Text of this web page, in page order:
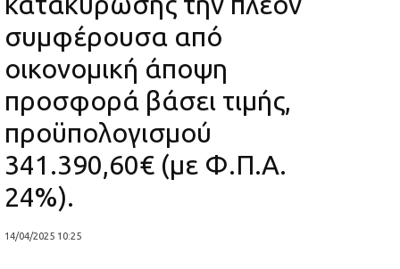
συμφέρουσα από
οικονομική άποψη
προσφορά βάσει τιμής,
προϋπολογισμού
341.390,60€ (με Φ.Π.Α.
24%).
14/04/2025 10:25